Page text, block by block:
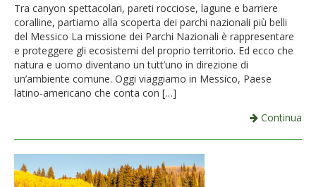
Tra canyon spettacolari, pareti rocciose, lagune e barriere
coralline, partiamo alla scoperta dei parchi nazionali più belli
del Messico La missione dei Parchi Nazionali è rappresentare
e proteggere gli ecosistemi del proprio territorio. Ed ecco che
natura e uomo diventano un tutt’uno in direzione di
un’ambiente comune. Oggi viaggiamo in Messico, Paese
latino-americano che conta con […]
Continua